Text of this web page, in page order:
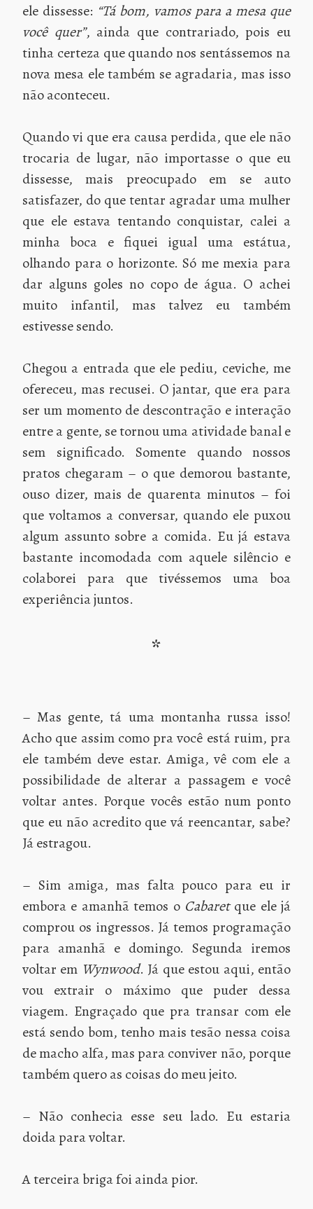
ele dissesse: “Tá bom, vamos para a mesa que
você quer”, ainda que contrariado, pois eu
tinha certeza que quando nos sentássemos na
nova mesa ele também se agradaria, mas isso
não aconteceu.
Quando vi que era causa perdida, que ele não
trocaria de lugar, não importasse o que eu
dissesse, mais preocupado em se auto
satisfazer, do que tentar agradar uma mulher
que ele estava tentando conquistar, calei a
minha boca e fiquei igual uma estátua,
olhando para o horizonte. Só me mexia para
dar alguns goles no copo de água. O achei
muito infantil, mas talvez eu também
estivesse sendo.
Chegou a entrada que ele pediu, ceviche, me
ofereceu, mas recusei. O jantar, que era para
ser um momento de descontração e interação
entre a gente, se tornou uma atividade banal e
sem significado. Somente quando nossos
pratos chegaram – o que demorou bastante,
ouso dizer, mais de quarenta minutos – foi
que voltamos a conversar, quando ele puxou
algum assunto sobre a comida. Eu já estava
bastante incomodada com aquele silêncio e
colaborei para que tivéssemos uma boa
experiência juntos.
*
– Mas gente, tá uma montanha russa isso!
Acho que assim como pra você está ruim, pra
ele também deve estar. Amiga, vê com ele a
possibilidade de alterar a passagem e você
voltar antes. Porque vocês estão num ponto
que eu não acredito que vá reencantar, sabe?
Já estragou.
– Sim amiga, mas falta pouco para eu ir
embora e amanhã temos o Cabaretque ele já
comprou os ingressos. Já temos programação
para amanhã e domingo. Segunda iremos
voltar em Wynwood. Já que estou aqui, então
vou extrair o máximo que puder dessa
viagem. Engraçado que pra transar com ele
está sendo bom, tenho mais tesão nessa coisa
de macho alfa, mas para conviver não, porque
também quero as coisas do meu jeito.
– Não conhecia esse seu lado. Eu estaria
doida para voltar.
A terceira briga foi ainda pior.